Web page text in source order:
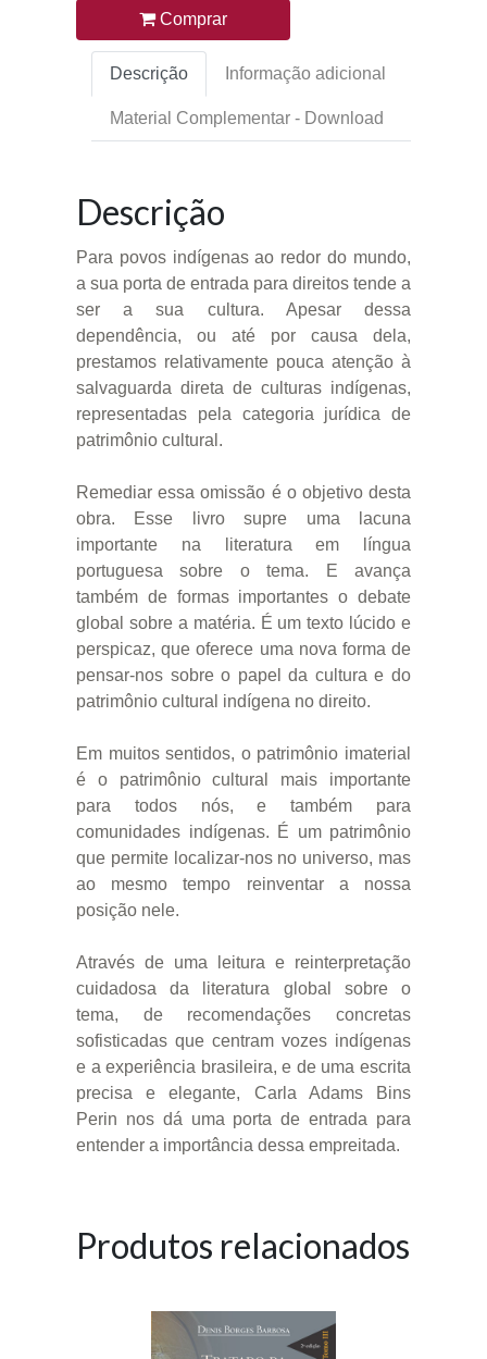
Comprar
Descrição Informação adicional
Material Complementar - Download
Descrição
Para povos indígenas ao redor do mundo,
a sua porta de entrada para direitos tende a
ser a sua cultura. Apesar dessa
dependência, ou até por causa dela,
prestamos relativamente pouca atenção à
salvaguarda direta de culturas indígenas,
representadas pela categoria jurídica de
patrimônio cultural.
Remediar essa omissão é o objetivo desta
obra. Esse livro supre uma lacuna
importante na literatura em língua
portuguesa sobre o tema. E avança
também de formas importantes o debate
global sobre a matéria. É um texto lúcido e
perspicaz, que oferece uma nova forma de
pensar-nos sobre o papel da cultura e do
patrimônio cultural indígena no direito.
Em muitos sentidos, o patrimônio imaterial
é o patrimônio cultural mais importante
para todos nós, e também para
comunidades indígenas. É um patrimônio
que permite localizar-nos no universo, mas
ao mesmo tempo reinventar a nossa
posição nele.
Através de uma leitura e reinterpretação
cuidadosa da literatura global sobre o
tema, de recomendações concretas
sofisticadas que centram vozes indígenas
e a experiência brasileira, e de uma escrita
precisa e elegante, Carla Adams Bins
Perin nos dá uma porta de entrada para
entender a importância dessa empreitada.
Produtos relacionados